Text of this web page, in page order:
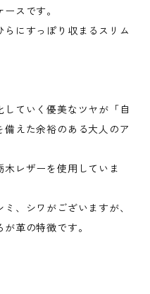
スです。
にすっぽり収まるスリム
ていく優美なツヤが「自
えた余裕のある大人のア
レザーを使用していま
、シワがございますが、
革の特徴です。